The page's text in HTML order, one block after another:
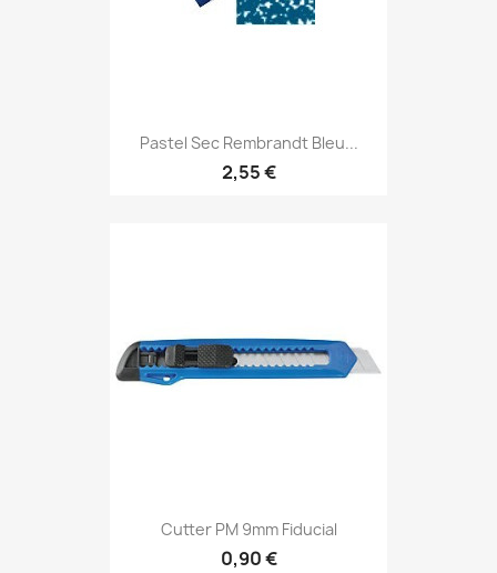
Pastel Sec Rembrandt Bleu...
2,55 €
Cutter PM 9mm Fiducial
0,90 €